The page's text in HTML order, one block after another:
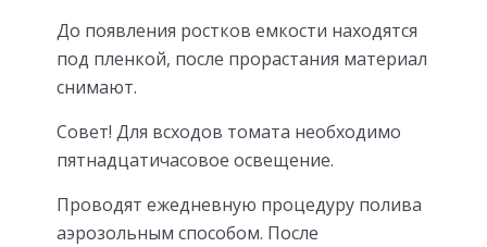
До появления ростков емкости находятся
под пленкой, после прорастания материал
снимают.
Совет! Для всходов томата необходимо
пятнадцатичасовое освещение.
Проводят ежедневную процедуру полива
аэрозольным способом. После